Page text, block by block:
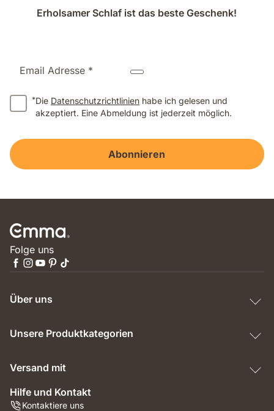
Erholsamer Schlaf ist das beste Geschenk!
Email Adresse *
*Die Datenschutzrichtlinien habe ich gelesen und
akzeptiert. Eine Abmeldung ist jederzeit möglich.
Abonnieren
Folge uns
Über uns
Unsere Produktkategorien
Versand mit
Hilfe und Kontakt
Kontaktiere uns